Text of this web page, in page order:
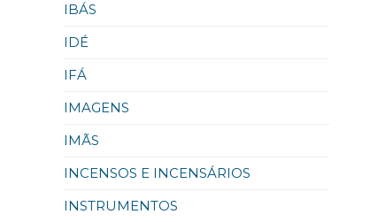
IBÁS
IDÉ
IFÁ
IMAGENS
IMÃS
INCENSOS E INCENSÁRIOS
INSTRUMENTOS